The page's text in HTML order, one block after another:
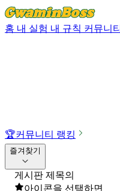
홈 내 실험 내 규칙 커뮤니티
🏆커뮤니티 랭킹
즐겨찾기
게시판 제목의
아이콘을 선택하면